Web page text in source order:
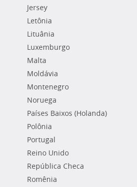
Jersey
Letônia
Lituânia
Luxemburgo
Malta
Moldávia
Montenegro
Noruega
Países Baixos (Holanda)
Polônia
Portugal
Reino Unido
República Checa
Romênia